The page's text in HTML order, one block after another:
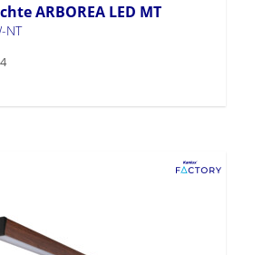
ARBOREA LED MT
NT